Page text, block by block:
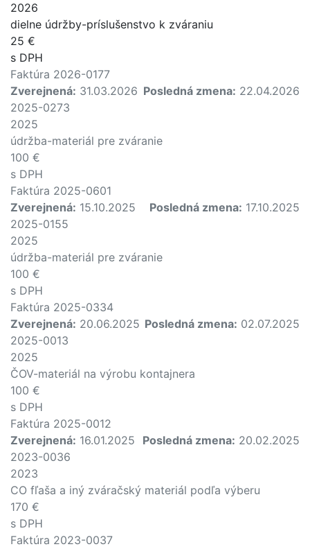
2026
dielne údržby-príslušenstvo k zváraniu
25 €
s DPH
Faktúra 2026-0177
Zverejnená: 31.03.2026 Posledná zmena: 22.04.2026
2025-0273
2025
údržba-materiál pre zváranie
100 €
s DPH
Faktúra 2025-0601
Zverejnená: 15.10.2025 Posledná zmena: 17.10.2025
2025-0155
2025
údržba-materiál pre zváranie
100 €
s DPH
Faktúra 2025-0334
Zverejnená: 20.06.2025 Posledná zmena: 02.07.2025
2025-0013
2025
ČOV-materiál na výrobu kontajnera
100 €
s DPH
Faktúra 2025-0012
Zverejnená: 16.01.2025 Posledná zmena: 20.02.2025
2023-0036
2023
CO fľaša a iný zváračský materiál podľa výberu
170 €
s DPH
Faktúra 2023-0037